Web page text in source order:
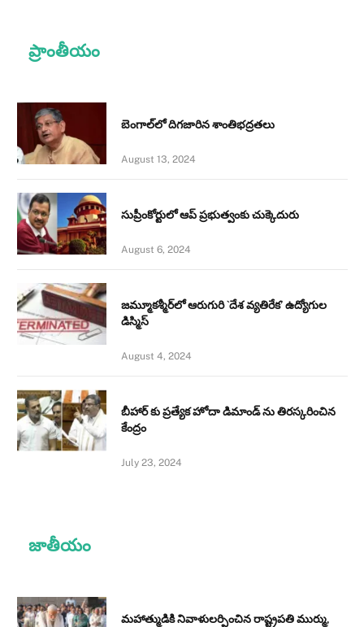
ప్రాంతీయం
బెంగాల్‌లో దిగజారిన శాంతిభద్రతలు
August 13, 2024
సుప్రీంకోర్టులో ఆప్ ప్రభుత్వంకు చుక్కెదురు
August 6, 2024
జమ్మూకశ్మీర్‌లో ఆరుగురి `దేశ వ్యతిరేక’ ఉద్యోగుల
డిస్మిస్‌
August 4, 2024
బీహార్ కు ప్రత్యేక హోదా డిమాండ్ ను తిరస్కరించిన
కేంద్రం
July 23, 2024
జాతీయం
మహాత్ముడికి నివాళులర్పించిన రాష్ట్రపతి ముర్ము,